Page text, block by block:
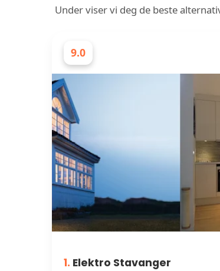
Under viser vi deg de beste
9.0
1. Elektro Stavanger